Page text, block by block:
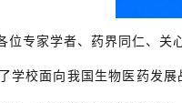
位专家学者、药界同仁、
学校面向我国生物医药发